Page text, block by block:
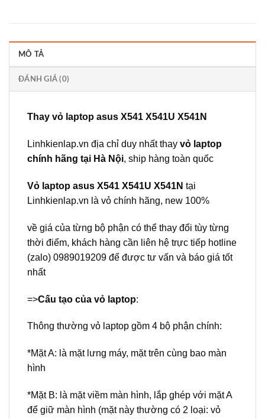
MÔ TẢ
ĐÁNH GIÁ (0)
Thay vỏ laptop asus X541 X541U X541N
Linhkienlap.vn địa chỉ duy nhất thay vỏ laptop
chính hãng tại Hà Nội, ship hàng toàn quốc
Vỏ laptop asus X541 X541U X541N tại
Linhkienlap.vn là vỏ chính hãng, new 100%
về giá của từng bộ phận có thể thay đổi tùy từng
thời điểm, khách hàng cần liên hệ trực tiếp hotline
(zalo) 0989019209 để được tư vấn và báo giá tốt
nhất
=>Cấu tạo của vỏ laptop:
Thông thường vỏ laptop gồm 4 bộ phận chính:
*Mặt A: là mặt lưng máy, mặt trên cùng bao màn
hình
*Mặt B: là mặt viềm màn hình, lắp ghép với mặt A
để giữ màn hình (mặt này thường có 2 loại: vỏ